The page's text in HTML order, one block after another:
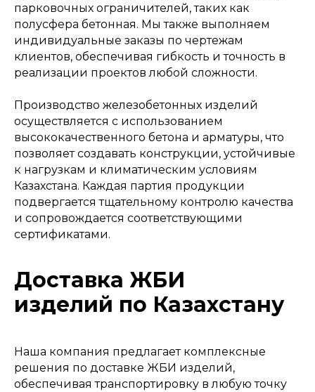
парковочных ограничителей, таких как
полусфера бетонная. Мы также выполняем
индивидуальные заказы по чертежам
клиентов, обеспечивая гибкость и точность в
реализации проектов любой сложности.
Производство железобетонных изделий
осуществляется с использованием
высококачественного бетона и арматуры, что
позволяет создавать конструкции, устойчивые
к нагрузкам и климатическим условиям
Казахстана. Каждая партия продукции
подвергается тщательному контролю качества
и сопровождается соответствующими
сертификатами.
Доставка ЖБИ
изделий по Казахстану
Наша компания предлагает комплексные
решения по доставке ЖБИ изделий,
обеспечивая транспортировку в любую точку